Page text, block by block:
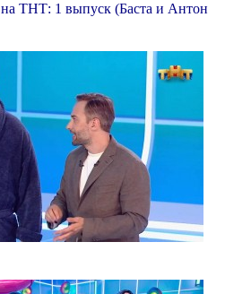
ТНТ: 1 выпуск (Баста и Антон